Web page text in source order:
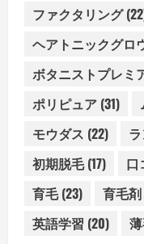
ファクタリング
ヘアトニックグロ
ボタニストプレミ
ポリピュア (31)
モウダス (22)
初期脱毛(17) 口
育毛(23) 育毛剤
英語学習 (20)